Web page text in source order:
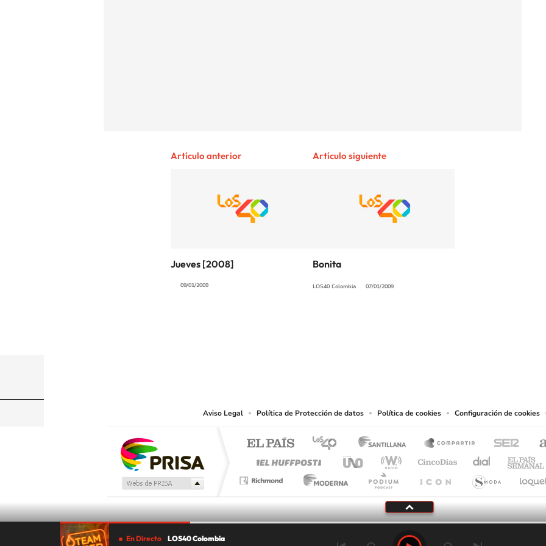
Artículo anterior
Jueves [2008]
09/01/2009
Artículo siguiente
Bonita
LOS40 Colombia 07/01/2009
Aviso Legal Política de Protección de datos Política de cookies Configuración de cookies
En Directo LOS40 Colombia